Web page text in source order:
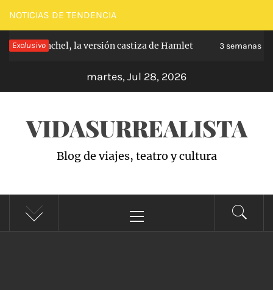
Saltar
al
contenido
NOTICIAS DE TENDENCIA
Exclusivo
Carabanchel, la versión castiza de Hamlet 3 semanas hace
martes, Jul 28, 2026
VIDASURREALISTA
Blog de viajes, teatro y cultura
principal